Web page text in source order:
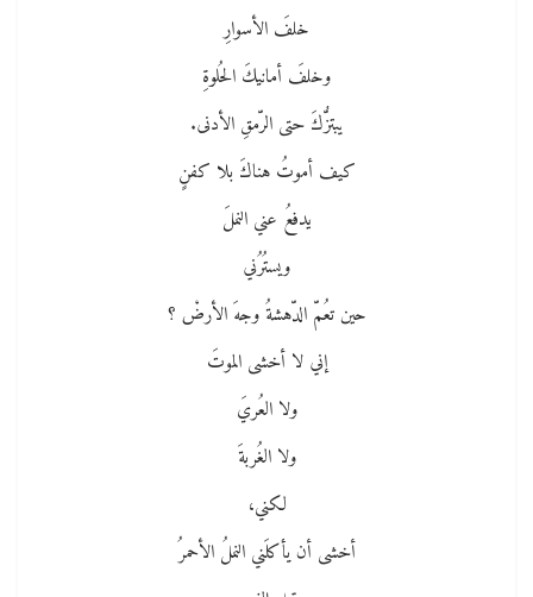
خلفَ الأسوارِ
وخلفَ أمانيكَ الحُلوةِ
يبتزُّكَ حتى الرّمقِ الأدنى.
كيف أموتُ هناكَ بلا كفنٍ
يدفعُ عني النملَ
ويستُرُني
حين تعُمّ الدّهشةُ وجهَ الأرضْ ؟
إني لا أخشى الموتَ
ولا العُريَ
ولا الغُربةَ
لكني،
أخشى أن يأكلَني النملُ الأحمرُ